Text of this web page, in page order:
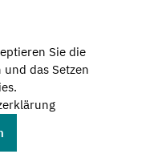
Sie die
das Setzen